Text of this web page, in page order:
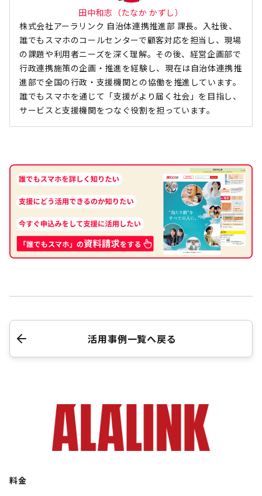
田中和志（たなか かずし）
株式会社アーラリンク 自治体連携推進部 課長。入社後、
誰でもスマホのコールセンターで顧客対応を担当し、現場
の課題や利用者ニーズを深く理解。その後、経営企画部で
行政連携施策の企画・推進を経験し、現在は自治体連携推
進部で全国の行政・支援機関との協働を推進しています。
誰でもスマホを通じて「支援がより届く社会」を目指し、
サービスと支援機関をつなぐ役割を担っています。
活用事例一覧へ戻る
料金